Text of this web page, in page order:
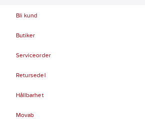
Bli kund
Butiker
Serviceorder
Retursedel
Hållbarhet
Movab